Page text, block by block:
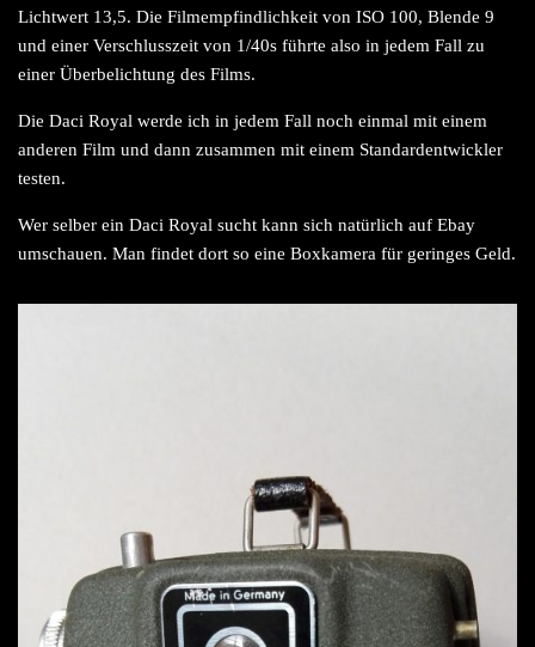
Lichtwert 13,5. Die Filmempfindlichkeit von ISO 100, Blende 9
und einer Verschlusszeit von 1/40s führte also in jedem Fall zu
einer Überbelichtung des Films.
Die Daci Royal werde ich in jedem Fall noch einmal mit einem
anderen Film und dann zusammen mit einem Standardentwickler
testen.
Wer selber ein Daci Royal sucht kann sich natürlich auf Ebay
umschauen. Man findet dort so eine Boxkamera für geringes Geld.